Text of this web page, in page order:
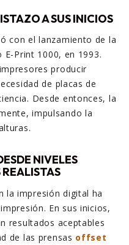
A SUS INICIOS
con el lanzamiento de la
Print 1000, en 1993.
producir
de placas de
Desde entonces, la
impulsando la
NIVELES
la impresión digital ha
En sus inicios,
resultados aceptables
de las prensas offset